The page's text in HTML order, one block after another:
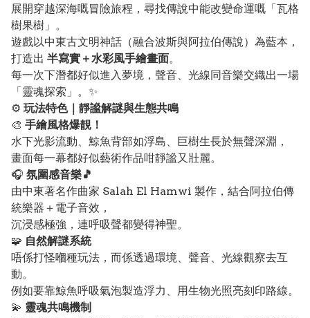
展開穿越深海嘅冒險旅程，尋找傳說中能改變命運嘅「瓦格
樹果樹」。
遊戲以中東古文明神話（融合波斯與阿拉伯傳說）為藍本，
打造出 半寫實＋水彩風手繪畫面。
每一次下潛都好似進入夢境，聲音、光線同音樂交織出一場
「靈魂探索」。✨
⚙️ 玩法特色｜靜謐解謎與生態共鳴
🎨 手繪風格爆靚！
水下光影流動、鯨魚背部如浮島、巨樹生長於無聲深淵，
畫面每一幕都好似藝術作品咁靜謐又壯麗。
🎧 氛圍感音樂🎵
由中東著名作曲家 Salah El Hamwi 製作，結合阿拉伯傳
統樂器＋電子音效，
沉浸感極強，連呼吸聲都變得神聖。
🧩 自然解謎系統
唔係打怪嗰種玩法，而係透過環境、聲音、光線觀察去互
動。
例如要靠鯨魚呼吸氣泡製造浮力、用生物光照亮刻印路線。
💫 靈魂共鳴機制